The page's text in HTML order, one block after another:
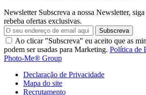
Newsletter Subscreva a nossa Newsletter,
rebeba ofertas exclusivas.
Subscreva
Ao clicar "Subscreva" eu aceito que as
podem ser usadas para Marketing. Política de
Photo-Me® Group
Declaração de Privacidade
Mapa do site
Recrutamento